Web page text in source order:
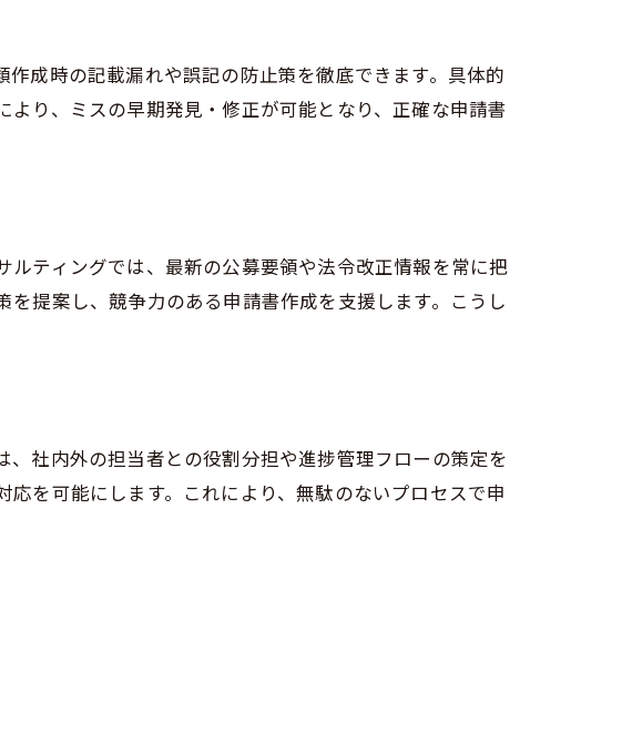
成時の記載漏れや誤記の防止策を徹底できます。具体的
り、ミスの早期発見・修正が可能となり、正確な申請書
ティングでは、最新の公募要領や法令改正情報を常に把
提案し、競争力のある申請書作成を支援します。こうし
社内外の担当者との役割分担や進捗管理フローの策定を
を可能にします。これにより、無駄のないプロセスで申